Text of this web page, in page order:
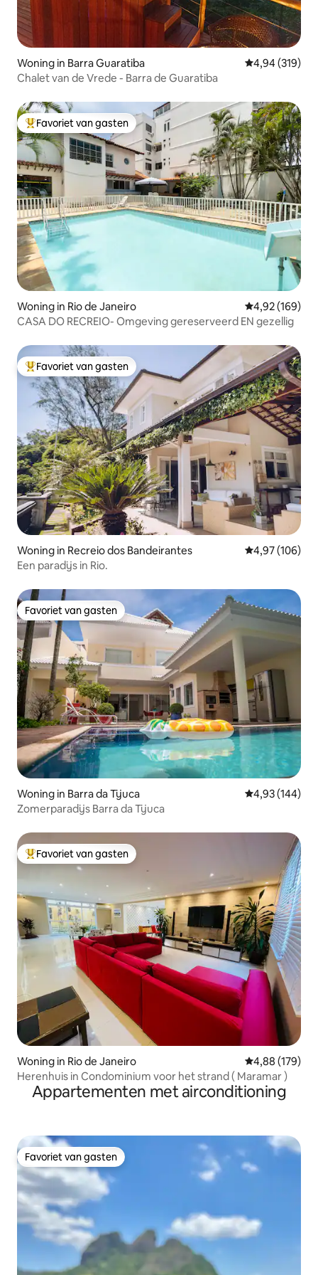
Woning in Barra Guaratiba Gemiddelde
4,94 (319)
Chalet van de Vrede - Barra de Guaratiba
Topfavoriet van gasten
Favoriet van gasten
Woning in Rio de Janeiro Gemiddelde
4,92 (169)
CASA DO RECREIO- Omgeving gereserveerd EN gezellig
Topfavoriet van gasten
Favoriet van gasten
Woning in Recreio dos Bandeirantes Gemiddelde
4,97 (106)
Een paradijs in Rio.
Favoriet van gasten
Favoriet van gasten
Woning in Barra da Tijuca Gemiddelde
4,93 (144)
Zomerparadijs Barra da Tijuca
Topfavoriet van gasten
Favoriet van gasten
Woning in Rio de Janeiro Gemiddelde
4,88 (179)
Herenhuis in Condominium voor het strand ( Maramar )
Appartementen met airconditioning
Favoriet van gasten
Favoriet van gasten